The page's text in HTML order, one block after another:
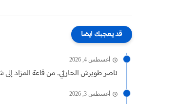
قد يعجبك ايضا
أغسطس 4, 2026
ناصر طويرش الحارثي.. من قاعة المزاد إلى
أغسطس 3, 2026